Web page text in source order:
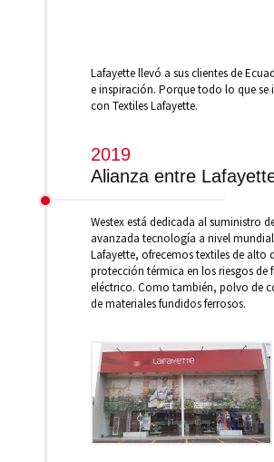
Lafayette llevó a sus clientes de
e inspiración. Porque todo lo que se
con Textiles Lafayette.
2019
Alianza entre
Westex está dedicada al suministro
avanzada tecnología a nivel
Lafayette, ofrecemos textiles de alto
protección térmica en los riesgos de
eléctrico. Como también, polvo de
de materiales fundidos ferrosos.